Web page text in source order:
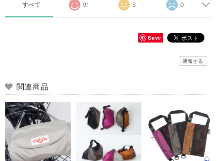
すべて 91 6 0
Save
通報する
関連商品